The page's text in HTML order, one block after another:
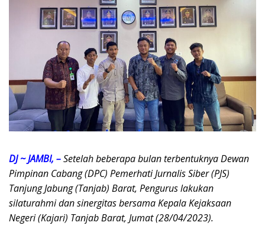
DJ ~ JAMBI, –Setelah beberapa bulan terbentuknya Dewan
Pimpinan Cabang (DPC) Pemerhati Jurnalis Siber (PJS)
Tanjung Jabung (Tanjab) Barat, Pengurus lakukan
silaturahmi dan sinergitas bersama Kepala Kejaksaan
Negeri (Kajari) Tanjab Barat, Jumat (28/04/2023).